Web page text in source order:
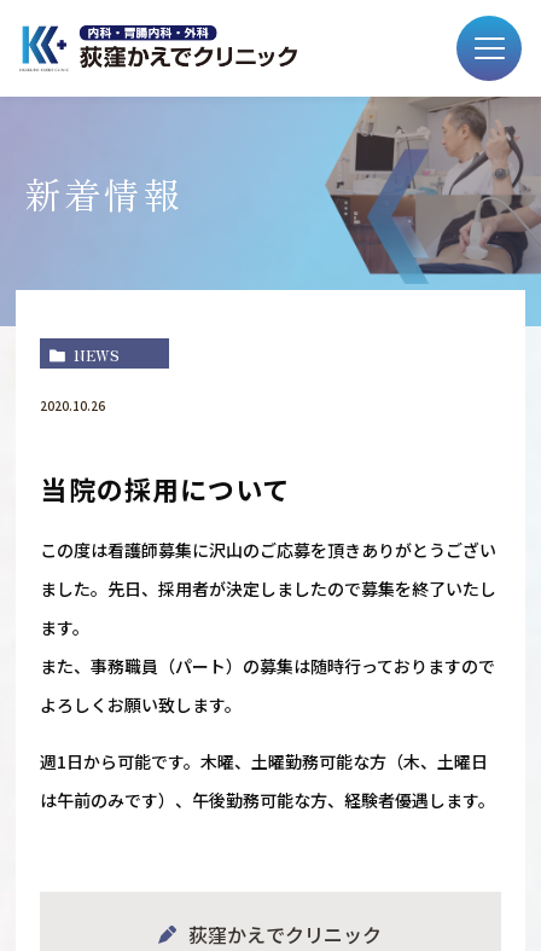
新着情報
NEWS
2020.10.26
当院の採用について
この度は看護師募集に沢山のご応募を頂きありがとうござい
ました。先日、採用者が決定しましたので募集を終了いたし
ます。
また、事務職員（パート）の募集は随時行っておりますので
よろしくお願い致します。
週1日から可能です。木曜、土曜勤務可能な方（木、土曜日
は午前のみです）、午後勤務可能な方、経験者優遇します。
荻窪かえでクリニック